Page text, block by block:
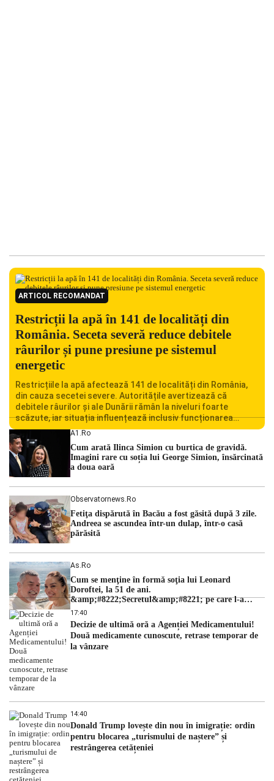
ARTICOL RECOMANDAT
Restricții la apă în 141 de localități din
România. Seceta severă reduce debitele
râurilor și pune presiune pe sistemul
energetic
Restricțiile la apă afectează 141 de localități din România,
din cauza secetei severe. Autoritățile avertizează că
debitele râurilor și ale Dunării rămân la niveluri foarte
scăzute, iar situația influențează inclusiv funcționarea
Centralei Nucleare de la Cernavodă. România se confruntă
cu una dintre cele mai dificile perioade din punct de vedere
hidrologic din ultimii ani. Lipsa […]
A1.ro
Cum arată Ilinca Simion cu burtica de gravidă.
Imagini rare cu soția lui George Simion, însărcinată
a doua oară
Observatornews.ro
Fetiţa dispărută în Bacău a fost găsită după 3 zile.
Andreea se ascundea într-un dulap, într-o casă
părăsită
As.ro
Cum se menţine în formă soţia lui Leonard
Doroftei, la 51 de ani.
&amp;#8222;Secretul&amp;#8221; pe care l-a
dezvăluit
17:40
Decizie de ultimă oră a Agenției Medicamentului!
Două medicamente cunoscute, retrase temporar de
la vânzare
14:40
Donald Trump lovește din nou în imigrație: ordin
pentru blocarea „turismului de naștere” și
restrângerea cetățeniei